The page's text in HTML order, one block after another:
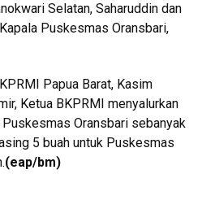
Selatan, Saharuddin dan
Puskesmas Oransbari,
Papua Barat, Kasim
Ketua BKPRMI menyalurkan
Oransbari sebanyak
5 buah untuk Puskesmas
(eap/bm)